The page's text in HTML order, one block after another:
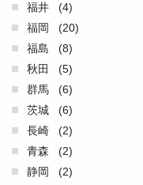
福井
(4)
福岡
(20)
福島
(8)
秋田
(5)
群馬
(6)
茨城
(6)
長崎
(2)
青森
(2)
静岡
(2)